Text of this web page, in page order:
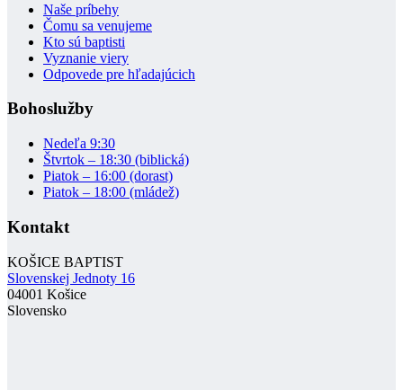
Naše príbehy
Čomu sa venujeme
Kto sú baptisti
Vyznanie viery
Odpovede pre hľadajúcich
Bohoslužby
Nedeľa 9:30
Štvrtok – 18:30 (biblická)
Piatok – 16:00 (dorast)
Piatok – 18:00 (mládež)
Kontakt
KOŠICE BAPTIST
Slovenskej Jednoty 16
04001 Košice
Slovensko